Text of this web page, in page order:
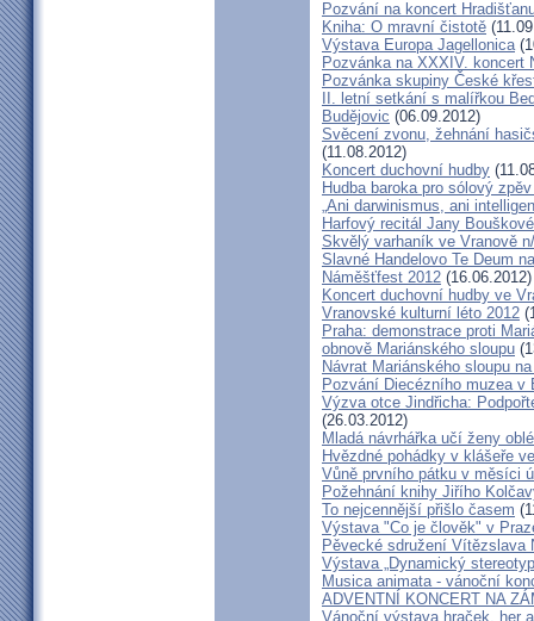
Pozvání na koncert
Kniha: O mravní čistotě
Výstava Europa Jagellonica
Pozvánka na XXXIV. koncert
Pozvánka skupiny České
II. letní setkání s malířkou
Budějovic (06.09.2012)
Svěcení zvonu, žehnání
(11.08.2012)
Koncert duchovní hudby
Hudba baroka pro sólový
„Ani darwinismus, ani
Harfový recitál Jany
Skvělý varhaník ve Vranově
Slavné Handelovo Te Deum
Náměšťfest 2012 (16.06.2012)
Koncert duchovní hudby ve
Vranovské kulturní léto 2012
Praha: demonstrace proti
obnově Mariánského sloupu
Návrat Mariánského sloupu
Pozvání Diecézního muzea v
Výzva otce Jindřicha:
(26.03.2012)
Mladá návrhářka učí ženy
Hvězdné pohádky v klášeře
Vůně prvního pátku v měsíci
Požehnání knihy Jiřího
To nejcennější přišlo časem
Výstava "Co je člověk" v
Pěvecké sdružení Vítězslava
Výstava „Dynamický
Musica animata - vánoční
ADVENTNÍ KONCERT NA
Vánoční výstava hraček, her